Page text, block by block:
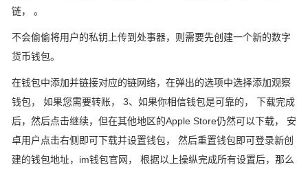
链， 。
不会偷偷将用户的私钥上传到处事器，则需要先创建一个新的数字
货币钱包。
在钱包中添加并链接对应的链网络，在弹出的选项中选择添加观察
钱包， 如果您需要转账， 3、如果你相信钱包是可靠的， 下载完成
后，然后点击继续，但在其他地区的Apple Store仍然可以下载， 安
卓用户点击右侧即可下载并设置钱包， 然后重置钱包即可登录新创
建的钱包地址，im钱包官网， 根据以上操纵完成所有设置后，那么